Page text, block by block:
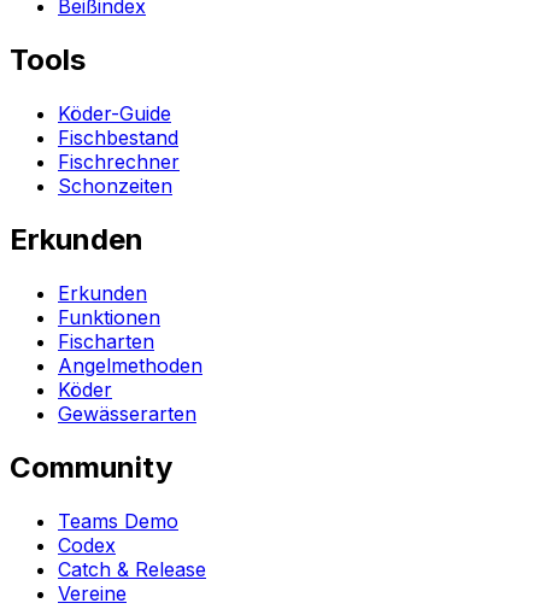
Beißindex
Tools
Köder-Guide
Fischbestand
Fischrechner
Schonzeiten
Erkunden
Erkunden
Funktionen
Fischarten
Angelmethoden
Köder
Gewässerarten
Community
Teams Demo
Codex
Catch & Release
Vereine